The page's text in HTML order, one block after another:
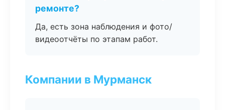
ремонте?
Да, есть зона наблюдения и фото/
видеоотчёты по этапам работ.
Компании в Мурманск